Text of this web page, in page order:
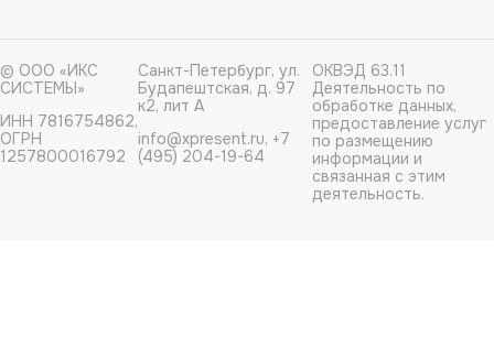
© ООО «ИКС
СИСТЕМЫ»
ИНН 7816754862,
ОГРН
1257800016792
Санкт-Петербург, ул.
Будапештская, д. 97
к2, лит А
info@xpresent.ru, +7
(495) 204-19-64
ОКВЭД 63.11
Деятельность по
обработке данных,
предоставление услуг
по размещению
информации и
связанная с этим
деятельность.